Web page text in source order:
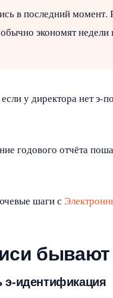
в последний момент.
экономят недели
у директора нет
годового отчёта
шаги с
бывают
э‑идентификация